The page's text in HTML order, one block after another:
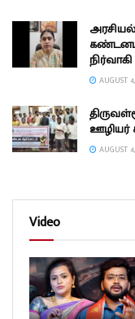
அரசியல்
நிர்வாகி
AUGUST
ஊழியர்
AUGUST
Video